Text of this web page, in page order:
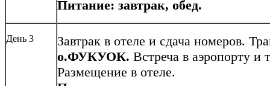
Питание: завтрак, обед.
День 3
Завтрак в отеле и сдача номеров.
о.ФУКУОК. Встреча в аэропорту и
Размещение в отеле.